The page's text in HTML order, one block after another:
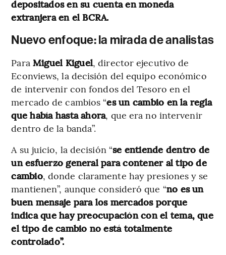
depositados en su cuenta en moneda
extranjera en el BCRA.
Nuevo enfoque: la mirada de analistas
Para Miguel Kiguel, director ejecutivo de
Econviews, la decisión del equipo económico
de intervenir con fondos del Tesoro en el
mercado de cambios “es un cambio en la regla
que había hasta ahora, que era no intervenir
dentro de la banda”.
A su juicio, la decisión “se entiende dentro de
un esfuerzo general para contener al tipo de
cambio, donde claramente hay presiones y se
mantienen”, aunque consideró que “no es un
buen mensaje para los mercados porque
indica que hay preocupación con el tema, que
el tipo de cambio no está totalmente
controlado”.